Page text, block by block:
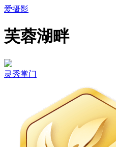
爱摄影
芙蓉湖畔
灵秀掌门